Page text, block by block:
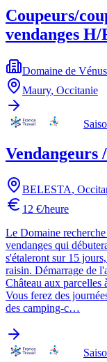
Coupeurs/
vendanges H/
Domaine de Vénus
Maury, Occitanie
Vendangeurs
BELESTA,
12 €/heure
Le Domaine
vendanges qui
s'étaleront sur 15
raisin. Démarrage de
Château aux parcelles
Vous ferez des
des camping-c…